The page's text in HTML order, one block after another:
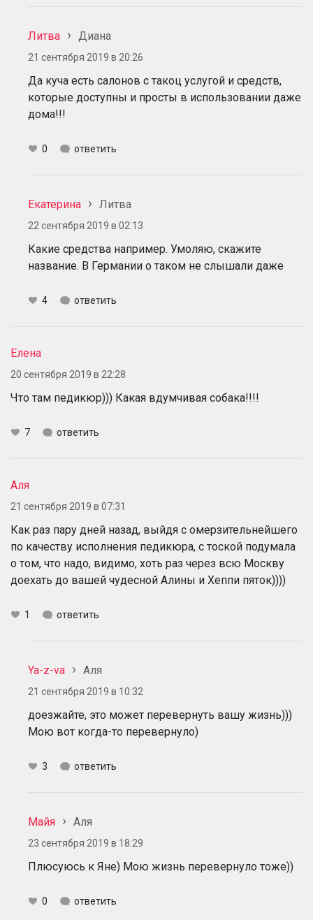
Литва Диана
21 сентября 2019 в 20:26
Да куча есть салонов с такоц услугой и средств,
которые доступны и просты в использовании даже
дома!!!
0 ответить
Екатерина Литва
22 сентября 2019 в 02:13
Какие средства например. Умоляю, скажите
название. В Германии о таком не слышали даже
4 ответить
Елена
20 сентября 2019 в 22:28
Что там педикюр))) Какая вдумчивая собака!!!!
7 ответить
Аля
21 сентября 2019 в 07:31
Как раз пару дней назад, выйдя с омерзительнейшего
по качеству исполнения педикюра, с тоской подумала
о том, что надо, видимо, хоть раз через всю Москву
доехать до вашей чудесной Алины и Хеппи пяток))))
1 ответить
Ya-z-va Аля
21 сентября 2019 в 10:32
доезжайте, это может перевернуть вашу жизнь)))
Мою вот когда-то перевернуло)
3 ответить
Майя Аля
23 сентября 2019 в 18:29
Плюсуюсь к Яне) Мою жизнь перевернуло тоже))
0 ответить